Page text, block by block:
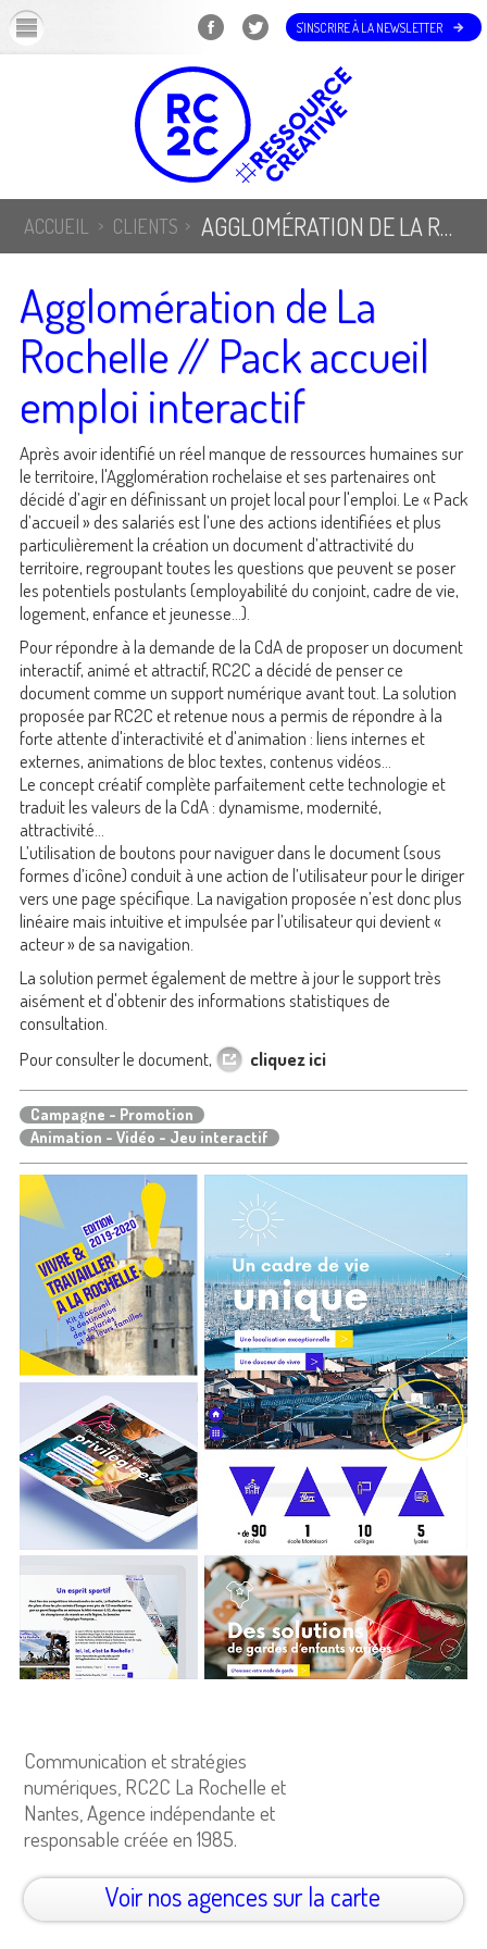
S'INSCRIRE À LA NEWSLETTER
ACCUEIL CLIENTS AGGLOMÉRATION DE LA ROCHELLE // PACK ACCUEIL EMPLOI INTERACTIF
Agglomération de La
Rochelle // Pack accueil
emploi interactif
Après avoir identifié un réel manque de ressources humaines sur
le territoire, l'Agglomération rochelaise et ses partenaires ont
décidé d’agir en définissant un projet local pour l'emploi. Le « Pack
d’accueil » des salariés est l’une des actions identifiées et plus
particulièrement la création un document d’attractivité du
territoire, regroupant toutes les questions que peuvent se poser
les potentiels postulants (employabilité du conjoint, cadre de vie,
logement, enfance et jeunesse...).
Pour répondre à la demande de la CdA de proposer un document
interactif, animé et attractif, RC2C a décidé de penser ce
document comme un support numérique avant tout. La solution
proposée par RC2C et retenue nous a permis de répondre à la
forte attente d'interactivité et d'animation : liens internes et
externes, animations de bloc textes, contenus vidéos...
Le concept créatif complète parfaitement cette technologie et
traduit les valeurs de la CdA : dynamisme, modernité,
attractivité...
L’utilisation de boutons pour naviguer dans le document (sous
formes d’icône) conduit à une action de l’utilisateur pour le diriger
vers une page spécifique. La navigation proposée n’est donc plus
linéaire mais intuitive et impulsée par l’utilisateur qui devient «
acteur » de sa navigation.
La solution permet également de mettre à jour le support très
aisément et d'obtenir des informations statistiques de
consultation.
Pour consulter le document,
cliquez ici
Campagne - Promotion
Animation - Vidéo - Jeu interactif
Communication et stratégies
numériques, RC2C La Rochelle et
Nantes, Agence indépendante et
responsable créée en 1985.
Voir nos agences sur la carte